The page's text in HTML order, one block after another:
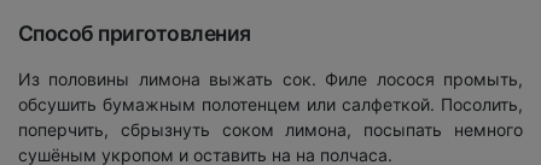
Способ приготовления
Из половины лимона выжать сок. Филе лосося промыть,
обсушить бумажным полотенцем или салфеткой. Посолить,
поперчить, сбрызнуть соком лимона, посыпать немного
сушёным укропом и оставить на на полчаса.